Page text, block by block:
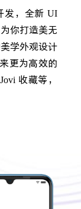
发，全新 UI
你打造美无
学外观设计
更为高效的
Jovi 收藏等，